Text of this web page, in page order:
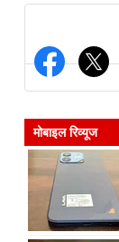
मोबाइल रिव्यूज